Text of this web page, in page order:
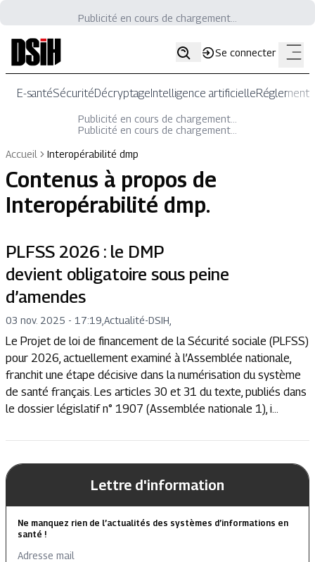
Publicité en cours de chargement...
Se connecter
E-santéSécuritéDécryptageIntelligence artificielle
Publicité en cours de chargement...
Publicité en cours de chargement...
Accueil
Interopérabilité dmp
Contenus à propos de
Interopérabilité dmp.
PLFSS 2026 : le DMP
devient obligatoire sous peine
d’amendes
03 nov. 2025 - 17:19 Actualité-DSIH,
Le Projet de loi de financement de la Sécurité sociale (PLFSS)
pour 2026, actuellement examiné à l’Assemblée nationale,
franchit une étape décisive dans la numérisation du système
de santé français. Les articles 30 et 31 du texte, publiés dans
le dossier législatif n° 1907 (Assemblée nationale 1), i...
Lettre d'information
Ne manquez rien de l’actualités des systèmes d’informations en
santé !
Adresse mail